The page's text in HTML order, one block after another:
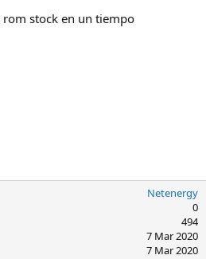
rom stock en un tiempo
Netenergy
0
494
7 Mar 2020
7 Mar 2020